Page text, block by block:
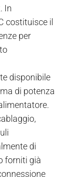
In
costituisce il
per
disponibile
di potenza
di
forniti già